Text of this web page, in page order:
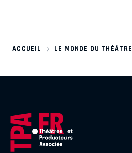
ACCUEIL LE MONDE DU THÉÂTRE